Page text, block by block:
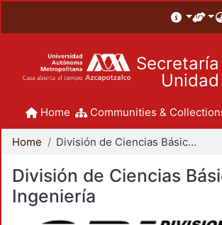
Unidad
Home Communities &
Home División de Ciencias Básicas e Ingeniería
División de Ciencias
Ingeniería